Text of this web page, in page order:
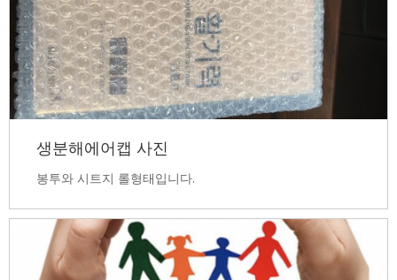
생분해에어캡 사진
봉투와 시트지 롤형태입니다.